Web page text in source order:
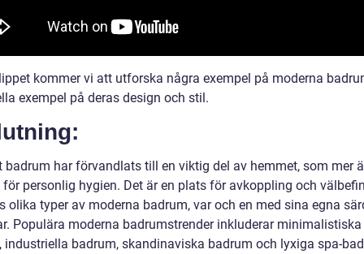
kommer vi att utforska några exempel på moderna
exempel på deras design och stil.
badrum har förvandlats till en viktig del av hemmet, som mer
personlig hygien. Det är en plats för avkoppling och
olika typer av moderna badrum, var och en med sina egna
Populära moderna badrumstrender inkluderar minimalistiska
industriella badrum, skandinaviska badrum och lyxiga spa-